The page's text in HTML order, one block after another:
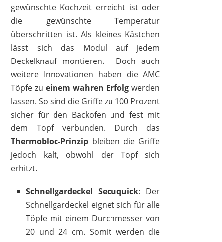
gewünschte Kochzeit erreicht ist oder
die gewünschte Temperatur
überschritten ist. Als kleines Kästchen
lässt sich das Modul auf jedem
Deckelknauf montieren. Doch auch
weitere Innovationen haben die AMC
Töpfe zueinem wahren Erfolg werden
lassen. So sind die Griffe zu 100 Prozent
sicher für den Backofen und fest mit
dem Topf verbunden. Durch das
Thermobloc-Prinzip bleiben die Griffe
jedoch kalt, obwohl der Topf sich
erhitzt.
Schnellgardeckel Secuquick: Der
Schnellgardeckel eignet sich für alle
Töpfe mit einem Durchmesser von
20 und 24 cm. Somit werden die